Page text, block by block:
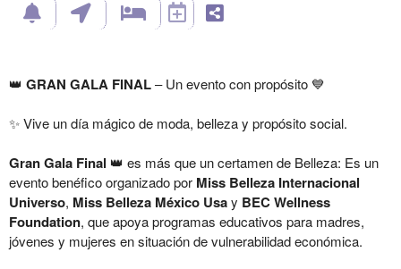
👑 GRAN GALA FINAL– Un evento con propósito 💙
✨ Vive un día mágico de moda, belleza y propósito social.
Gran Gala Final 👑 es más que un certamen de Belleza: Es un
evento benéfico organizado por Miss Belleza Internacional
Universo, Miss Belleza México Usay BEC Wellness
Foundation, que apoya programas educativos para madres,
jóvenes y mujeres en situación de vulnerabilidad económica.